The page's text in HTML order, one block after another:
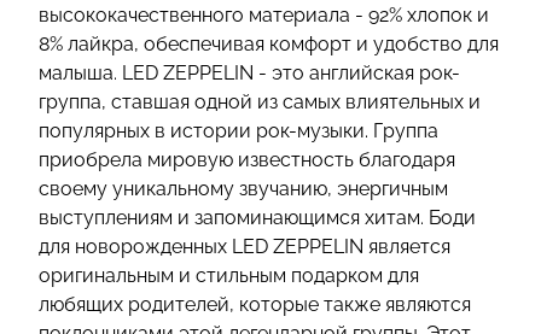
высококачественного материала - 92% хлопок и
8% лайкра, обеспечивая комфорт и удобство для
малыша. LED ZEPPELIN - это английская рок-
группа, ставшая одной из самых влиятельных и
популярных в истории рок-музыки. Группа
приобрела мировую известность благодаря
своему уникальному звучанию, энергичным
выступлениям и запоминающимся хитам. Боди
для новорожденных LED ZEPPELIN является
оригинальным и стильным подарком для
любящих родителей, которые также являются